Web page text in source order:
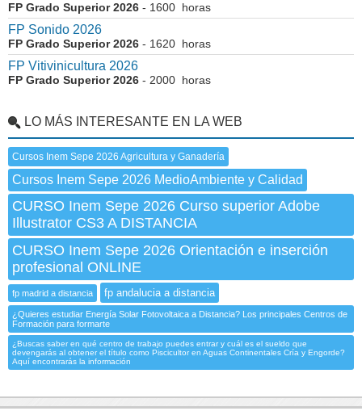
FP Grado Superior 2026 - 1600 horas
FP Sonido 2026
FP Grado Superior 2026 - 1620 horas
FP Vitivinicultura 2026
FP Grado Superior 2026 - 2000 horas
LO MÁS INTERESANTE EN LA WEB
Cursos Inem Sepe 2026 Agricultura y Ganadería
Cursos Inem Sepe 2026 MedioAmbiente y Calidad
CURSO Inem Sepe 2026 Curso superior Adobe
Illustrator CS3 A DISTANCIA
CURSO Inem Sepe 2026 Orientación e inserción
profesional ONLINE
fp madrid a distancia fp andalucia a distancia
¿Quieres estudiar Energía Solar Fotovoltaica a Distancia? Los principales Centros de
Formación para formarte
¿Buscas saber en qué centro de trabajo puedes entrar y cuál es el sueldo que
devengarás al obtener el título como Piscicultor en Aguas Continentales Cría y Engorde?
Aquí encontrarás la información